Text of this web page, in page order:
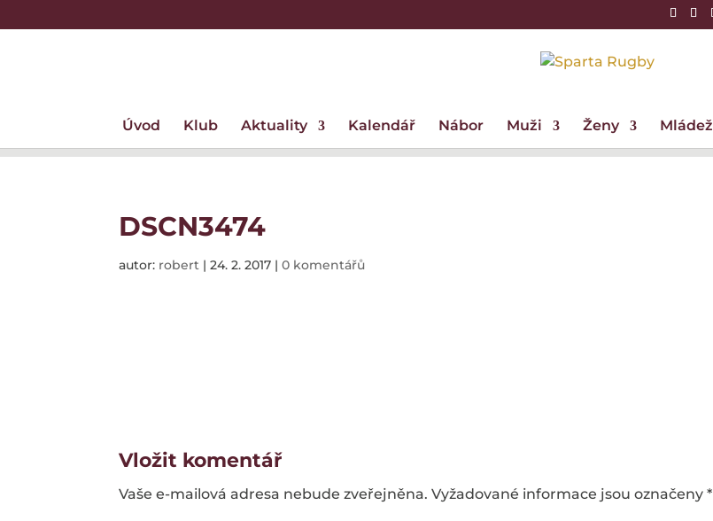
Úvod Klub Aktuality Kalendář Nábor Muži Ženy Mládež
DSCN3474
autor: robert |24. 2. 2017 |0 komentářů
Vložit komentář
Vaše e-mailová adresa nebude zveřejněna. Vyžadované informace jsou označeny*